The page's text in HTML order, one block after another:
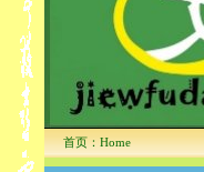
首页：Home